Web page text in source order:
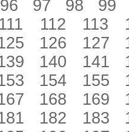
96 97 98
99
111 112 113
126 127
140 141
154 155
168 169
182 183